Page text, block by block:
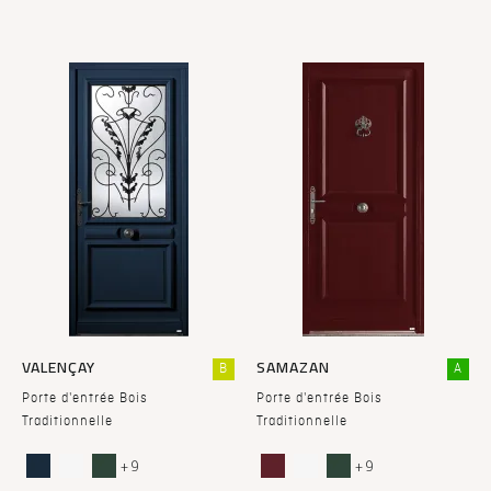
VALENÇAY
Porte d'entrée Bois
Traditionnelle
B
+ 9
SAMAZAN
Porte d'entrée Bois
Traditionnelle
A
+ 9